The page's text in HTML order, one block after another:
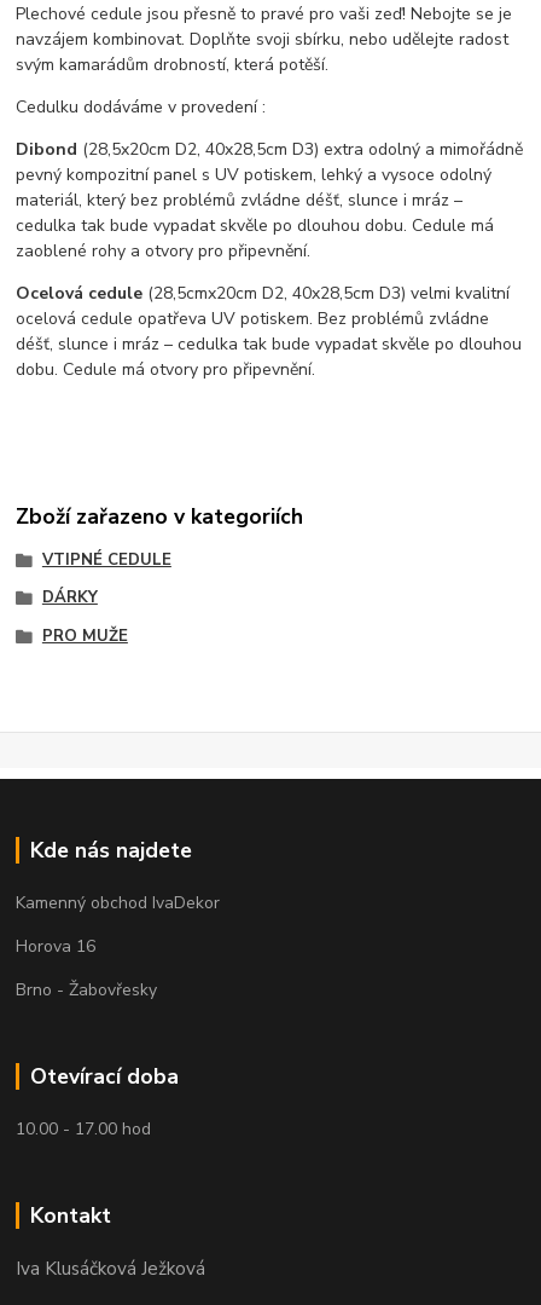
Plechové cedule jsou přesně to pravé pro vaši zeď! Nebojte se je
navzájem kombinovat. Doplňte svoji sbírku, nebo udělejte radost
svým kamarádům drobností, která potěší.
Cedulku dodáváme v provedení :
Dibond (28,5x20cm D2, 40x28,5cm D3) extra odolný a mimořádně
pevný kompozitní panel s UV potiskem, lehký a vysoce odolný
materiál, který bez problémů zvládne déšť, slunce i mráz –
cedulka tak bude vypadat skvěle po dlouhou dobu. Cedule má
zaoblené rohy a otvory pro připevnění.
Ocelová cedule (28,5cmx20cm D2, 40x28,5cm D3) velmi kvalitní
ocelová cedule opatřeva UV potiskem. Bez problémů zvládne
déšť, slunce i mráz – cedulka tak bude vypadat skvěle po dlouhou
dobu. Cedule má otvory pro připevnění.
Zboží zařazeno v kategoriích
VTIPNÉ CEDULE
DÁRKY
PRO MUŽE
Kde nás najdete
Kamenný obchod IvaDekor
Horova 16
Brno - Žabovřesky
Otevírací doba
10.00 - 17.00 hod
Kontakt
Iva Klusáčková Ježková